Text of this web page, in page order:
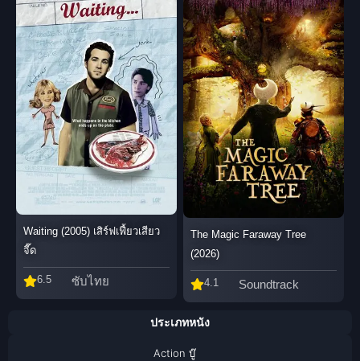
Waiting (2005) เสิร์ฟเฟี้ยวเสียว
จี๊ด
6.5 ซับไทย
The Magic Faraway Tree
(2026)
4.1 Soundtrack
ประเภทหนัง
Action บู๊